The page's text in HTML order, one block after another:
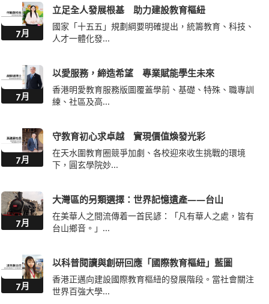
7月
立足全人發展根基 助力建設教育樞紐
國家「十五五」規劃綱要明確提出，統籌教育、科技、
人才一體化發...
7月
以愛服務，締造希望 專業賦能學生未來
香港明愛教育服務版圖覆蓋學前、基礎、特殊、職專訓
練、社區及高...
7月
守教育初心求卓越 實現價值煥發光彩
在天水圍教育圈競爭加劇、各校迎來收生挑戰的環境
下，圓玄學院妙...
7月
大灣區的另類選擇：世界記憶遺產——台山
在美華人之間流傳着一首民諺：「凡有華人之處，皆有
台山鄉音。」...
7月
以科普閱讀與創研回應「國際教育樞紐」藍圖
香港正邁向建設國際教育樞紐的發展階段。當社會關注
世界百強大學...